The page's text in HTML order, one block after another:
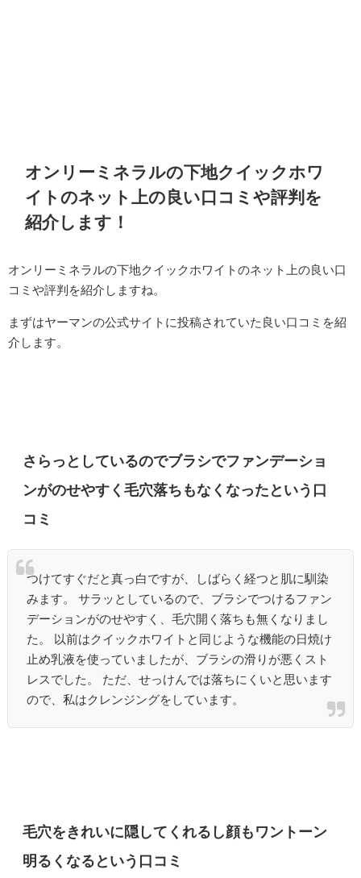
オンリーミネラルの下地クイックホワ
イトのネット上の良い口コミや評判を
紹介します！
オンリーミネラルの下地クイックホワイトのネット上の良い口
コミや評判を紹介しますね。
まずはヤーマンの公式サイトに投稿されていた良い口コミを紹
介します。
さらっとしているのでブラシでファンデーショ
ンがのせやすく毛穴落ちもなくなったという口
コミ
つけてすぐだと真っ白ですが、しばらく経つと肌に馴染
みます。 サラッとしているので、ブラシでつけるファン
デーションがのせやすく、毛穴開く落ちも無くなりまし
た。 以前はクイックホワイトと同じような機能の日焼け
止め乳液を使っていましたが、ブラシの滑りが悪くスト
レスでした。 ただ、せっけんでは落ちにくいと思います
ので、私はクレンジングをしています。
毛穴をきれいに隠してくれるし顔もワントーン
明るくなるという口コミ